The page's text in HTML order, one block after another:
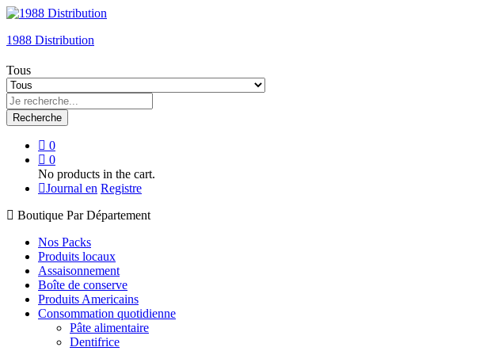
1988 Distribution
Tous
Recherche
0
0
No products in the cart.
Journal en Registre
Boutique Par Département
Nos Packs
Produits locaux
Assaisonnement
Boîte de conserve
Produits Americains
Consommation quotidienne
Pâte alimentaire
Dentifrice